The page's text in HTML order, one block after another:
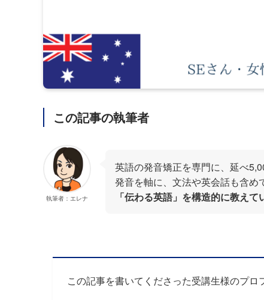
この記事の執筆者
執筆者：エレナ
英語の発音矯正を専門に、延べ
発音を軸に、文法や英会話も含め
「伝わる英語」を構造的に教えて
この記事を書いてくださった受講生様のプロ